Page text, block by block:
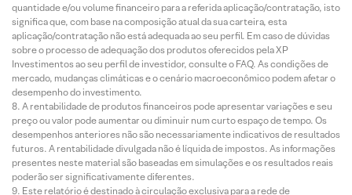
quantidade e/ou volume financeiro para a referida aplicação/contratação, isto
significa que, com base na composição atual da sua carteira, esta
aplicação/contratação não está adequada ao seu perfil. Em caso de dúvidas
sobre o processo de adequação dos produtos oferecidos pela XP
Investimentos ao seu perfil de investidor, consulte o FAQ. As condições de
mercado, mudanças climáticas e o cenário macroeconômico podem afetar o
desempenho do investimento.
A rentabilidade de produtos financeiros pode apresentar variações e seu
preço ou valor pode aumentar ou diminuir num curto espaço de tempo. Os
desempenhos anteriores não são necessariamente indicativos de resultados
futuros. A rentabilidade divulgada não é líquida de impostos. As informações
presentes neste material são baseadas em simulações e os resultados reais
poderão ser significativamente diferentes.
Este relatório é destinado à circulação exclusiva para a rede de